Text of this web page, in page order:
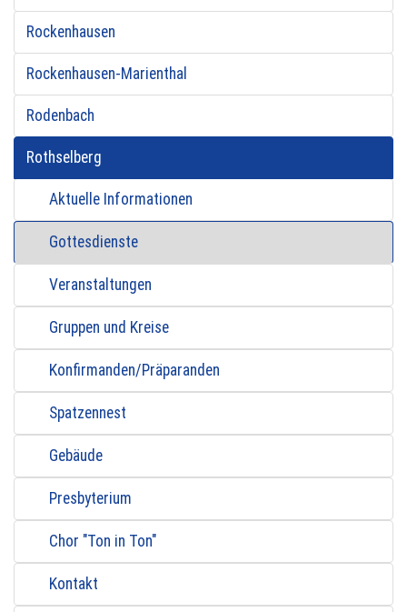
Rockenhausen
Rockenhausen-Marienthal
Rodenbach
Rothselberg
Aktuelle Informationen
Gottesdienste
Veranstaltungen
Gruppen und Kreise
Konfirmanden/Präparanden
Spatzennest
Gebäude
Presbyterium
Chor "Ton in Ton"
Kontakt